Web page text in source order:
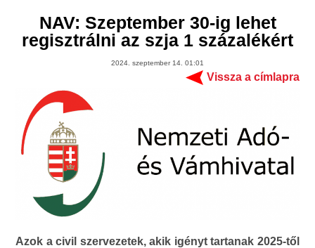
NAV: Szeptember 30-ig lehet
regisztrálni az szja 1 százalékért
2024. szeptember 14. 01:01
Vissza a címlapra
Azok a civil szervezetek, akik igényt tartanak 2025-től